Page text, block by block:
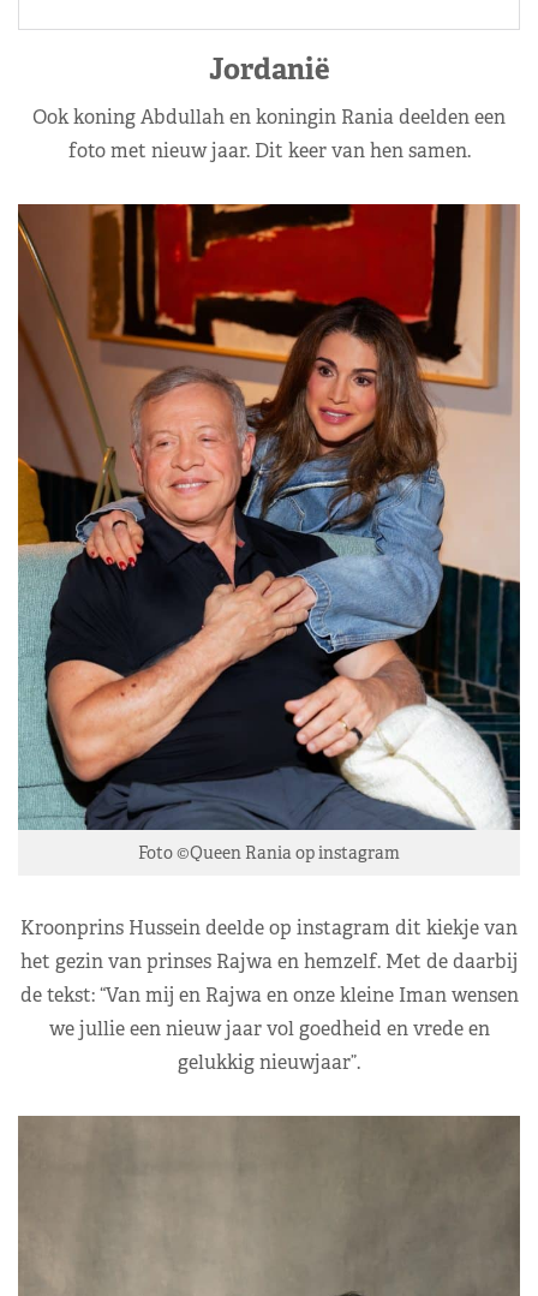
Jordanië
Ook koning Abdullah en koningin Rania deelden een
foto met nieuw jaar. Dit keer van hen samen.
Foto ©Queen Rania op instagram
Kroonprins Hussein deelde op instagram dit kiekje van
het gezin van prinses Rajwa en hemzelf. Met de daarbij
de tekst: “Van mij en Rajwa en onze kleine Iman wensen
we jullie een nieuw jaar vol goedheid en vrede en
gelukkig nieuwjaar”.